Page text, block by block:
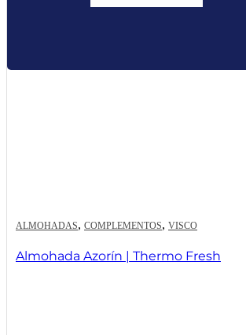
ALMOHADAS, COMPLEMENTOS, VISCO
Almohada Azorín | Thermo Fresh